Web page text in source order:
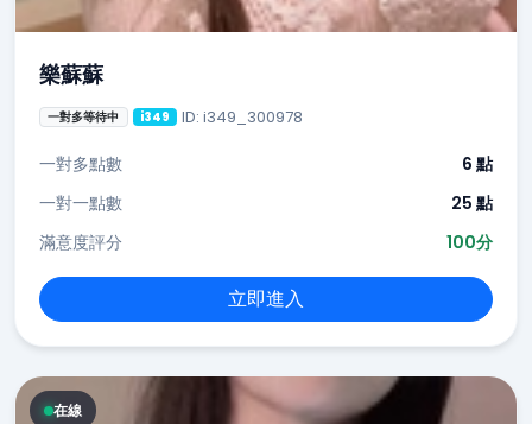
樂蘇蘇
一對多等待中 i349 ID: i349_300978
一對多點數
6 點
一對一點數
25 點
滿意度評分
100分
立即進入
在線